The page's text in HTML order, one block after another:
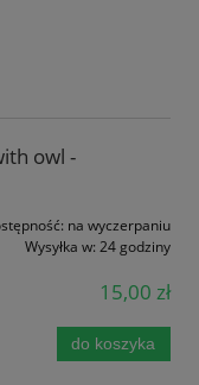
owl -
na wyczerpaniu
Wysyłka w: 24 godziny
15,00 zł
do koszyka